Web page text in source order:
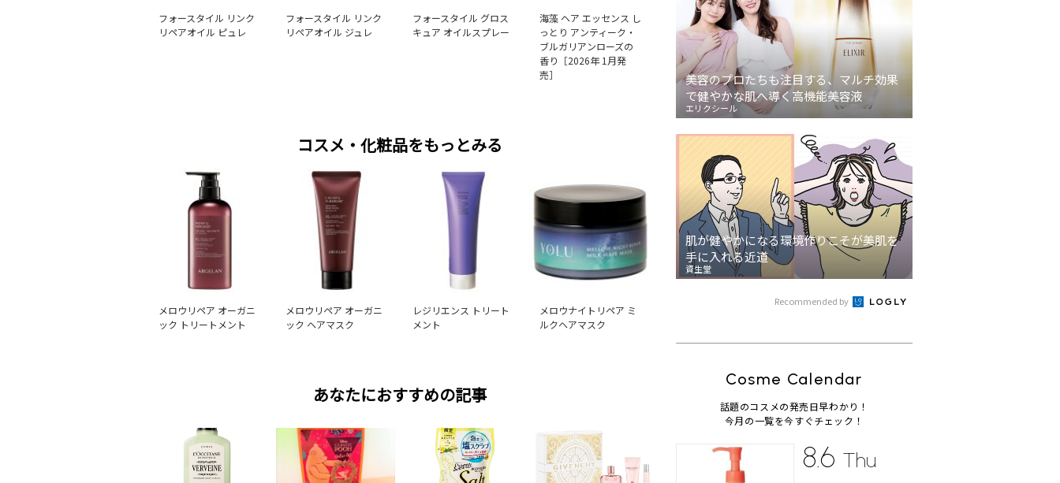
フォースタイル リンク
リペアオイル ピュレ
フォースタイル リンク
リペアオイル ジュレ
フォースタイル グロス
キュア オイルスプレー
海藻 ヘア エッセンス し
っとり アンティーク・
ブルガリアンローズの
香り［2026年 1月発
売］
コスメ・化粧品をもっとみる
メロウリペア オーガニ
ック トリートメント
メロウリペア オーガニ
ック ヘアマスク
レジリエンス トリート
メント
メロウナイトリペア ミ
ルクヘアマスク
あなたにおすすめの記事
美容のプロたちも注目する、マルチ効果
で健やかな肌へ導く高機能美容液
エリクシール
肌が健やかになる環境作りこそが美肌を
手に入れる近道
資生堂
Recommended by
Cosme Calendar
話題のコスメの発売日早わかり！
今月の一覧を今すぐチェック！
8.6 Thu